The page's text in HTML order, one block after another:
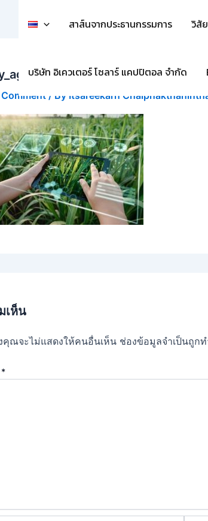
สาส์นจากประธานกรรมการ วิสั
บริษัท อิเควเตอร์ โซลาร์ แคปปิตอล จำกัด
Comment / By Itsareekarn
เห็น
คุณจะไม่แสดงให้คนอื่นเห็น ช่องข้อมูลจำเป็นถูกท
*